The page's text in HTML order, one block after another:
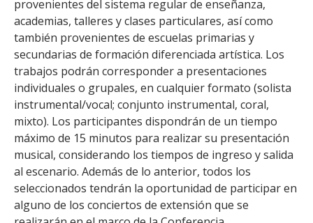
provenientes del sistema regular de enseñanza,
academias, talleres y clases particulares, así como
también provenientes de escuelas primarias y
secundarias de formación diferenciada artística. Los
trabajos podrán corresponder a presentaciones
individuales o grupales, en cualquier formato (solista
instrumental/vocal; conjunto instrumental, coral,
mixto). Los participantes dispondrán de un tiempo
máximo de 15 minutos para realizar su presentación
musical, considerando los tiempos de ingreso y salida
al escenario. Además de lo anterior, todos los
seleccionados tendrán la oportunidad de participar en
alguno de los conciertos de extensión que se